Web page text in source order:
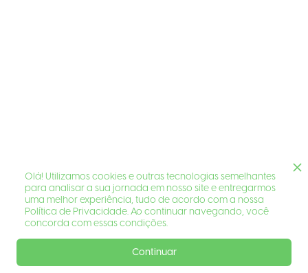
Olá! Utilizamos cookies e outras tecnologias semelhantes
para analisar a sua jornada em nosso site e entregarmos
uma melhor experiência, tudo de acordo com a nossa
Política de Privacidade. Ao continuar navegando, você
concorda com essas condições.
Continuar